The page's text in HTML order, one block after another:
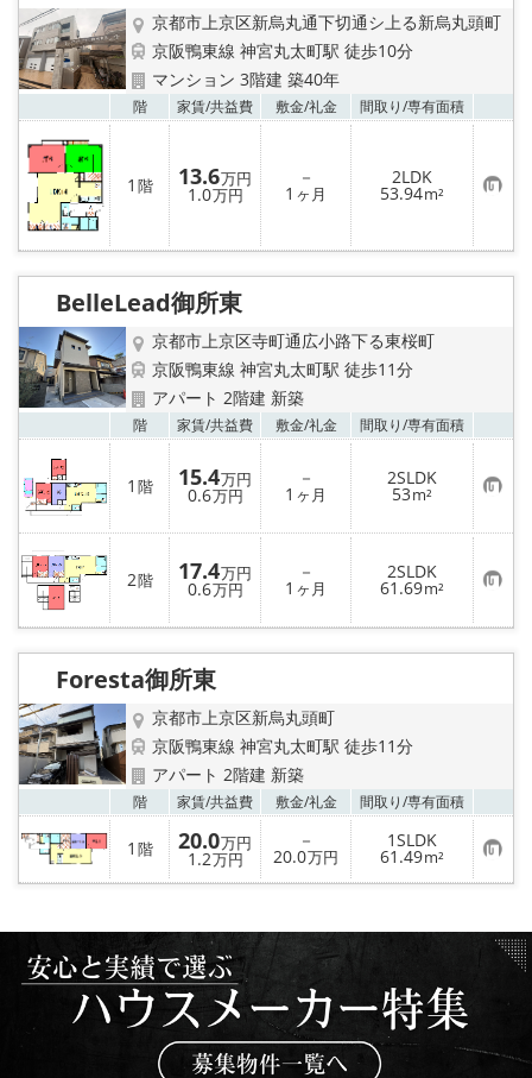
京都市上京区新烏丸通下切通シ上る新烏丸頭町
京阪鴨東線 神宮丸太町駅 徒歩10分
マンション 3階建 築40年
階 家賃/共益費 敷金/礼金 間取り/専有面積
1 階 13.6万円
1.0万円
－
1 ヶ月
2LDK
53.94m² お
気
に
入
り
登
BelleLead御所東
京都市上京区寺町通広小路下る東桜町
京阪鴨東線 神宮丸太町駅 徒歩11分
アパート 2階建 新築
階 家賃/共益費 敷金/礼金 間取り/専有面積
1 階 15.4万円
0.6万円
－
1 ヶ月
2SLDK
53m² お
気
に
入
り
登
録
2階 17.4万円
0.6万円
－
1 ヶ月
2SLDK
61.69m² お
気
に
入
り
Foresta御所東
京都市上京区新烏丸頭町
京阪鴨東線 神宮丸太町駅 徒歩11分
アパート 2階建 新築
階 家賃/共益費 敷金/礼金 間取り/専有面積
1 階 20.0万円
1.2万円
－
20.0万円
1SLDK
61.49m² お
気
に
登